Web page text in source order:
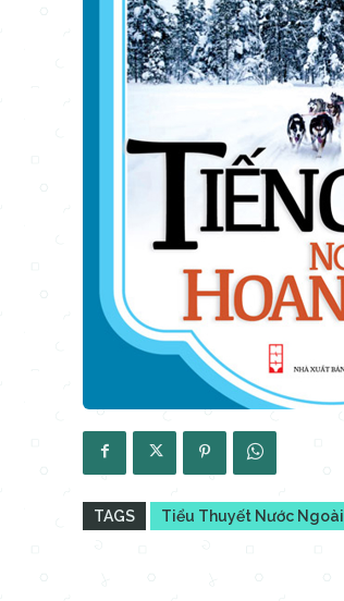
TAGS Tiểu Thuyết Nước Ngoài